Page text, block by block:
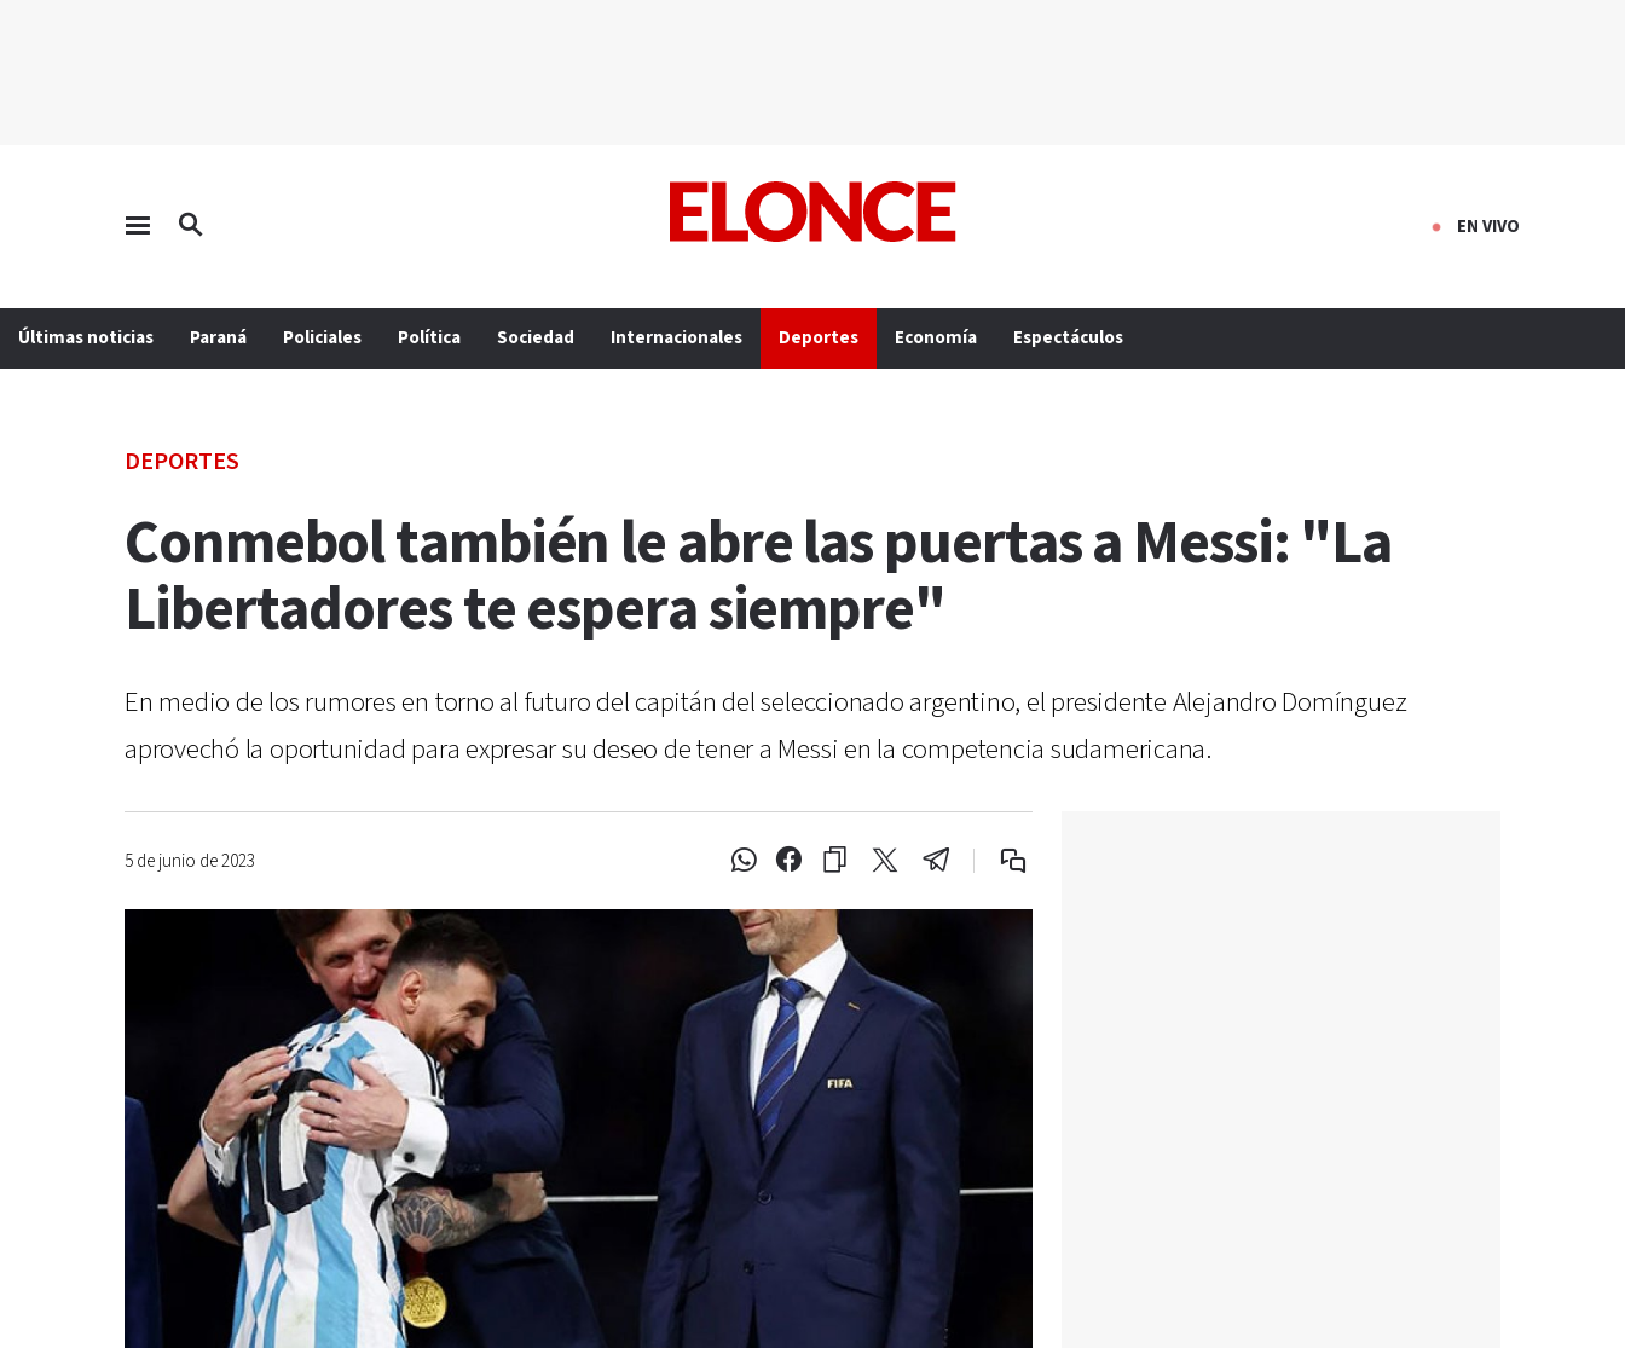
EN VIVO
Últimas noticias Paraná Policiales Política Sociedad Internacionales Deportes Economía Espectáculos
DEPORTES
Conmebol también le abre las puertas a Messi: "La
Libertadores te espera siempre"
En medio de los rumores en torno al futuro del capitán del seleccionado argentino, el presidente Alejandro Domínguez
aprovechó la oportunidad para expresar su deseo de tener a Messi en la competencia sudamericana.
5 de junio de 2023